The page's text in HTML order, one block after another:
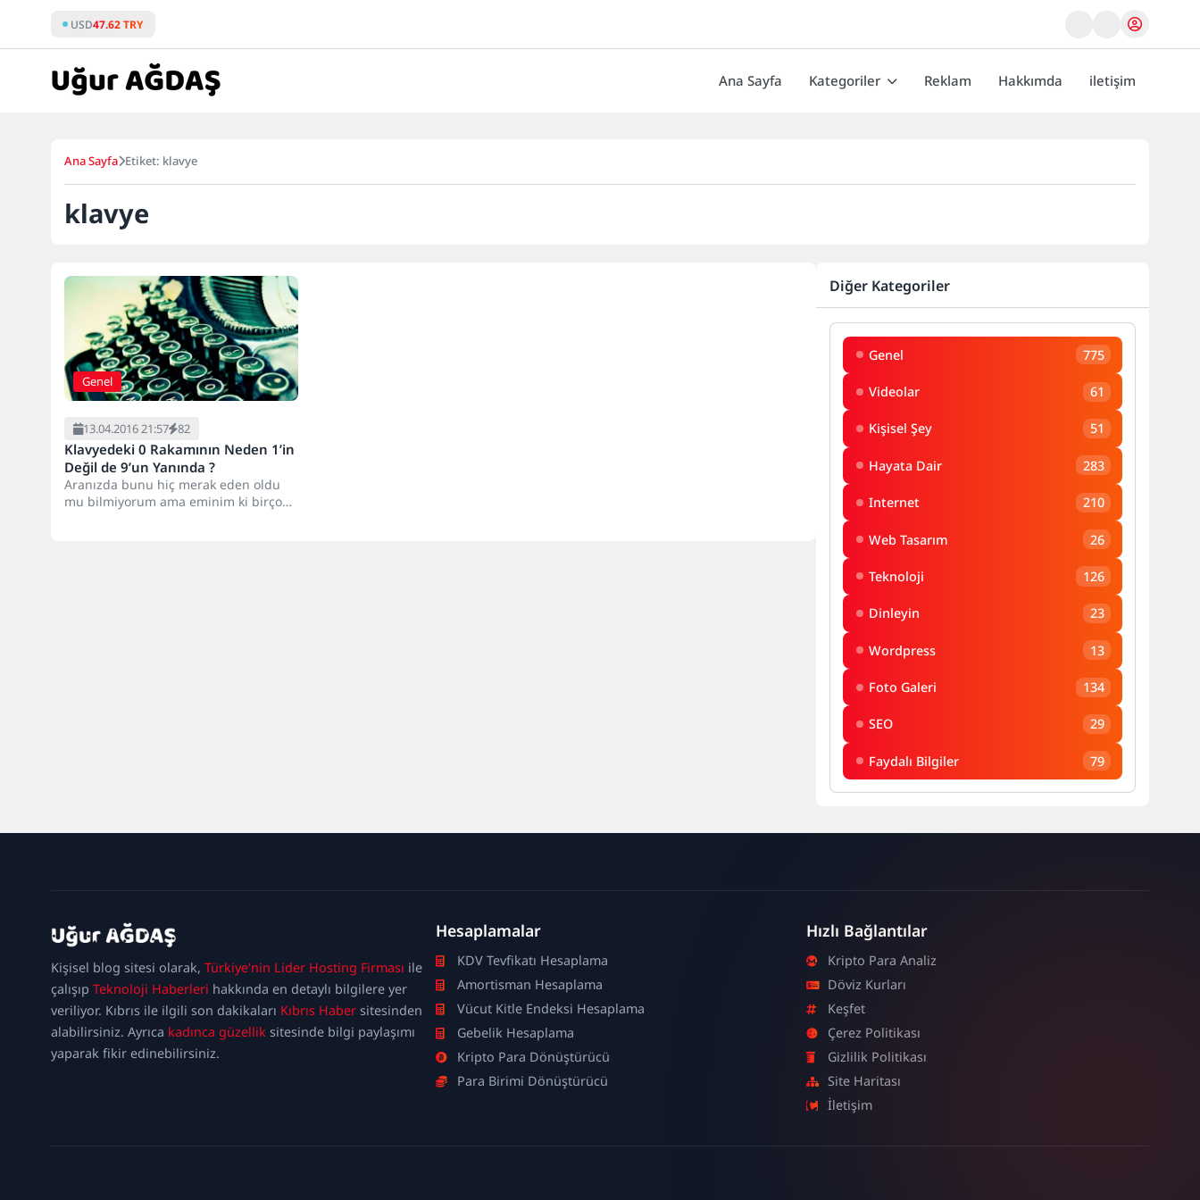
content
USD47.62 TRY
Ana Sayfa Kategoriler Reklam Hakkımda iletişim
Ana Sayfa Etiket: klavye
klavye
Genel
13.04.2016 21:57 82
Klavyedeki 0 Rakamının Neden 1’in
Değil de 9’un Yanında ?
Aranızda bunu hiç merak eden oldu
mu bilmiyorum ama eminim ki birçok
Diğer Kategoriler
Genel 775
Videolar 61
Kişisel Şey 51
Hayata Dair 283
Internet 210
Web Tasarım 26
Teknoloji 126
Dinleyin 23
Wordpress 13
Foto Galeri 134
SEO 29
Faydalı Bilgiler 79
Kişisel blog sitesi olarak, Türkiye'nin Lider Hosting Firması ile
çalışıp Teknoloji Haberleri hakkında en detaylı bilgilere yer
veriliyor. Kıbrıs ile ilgili son dakikaları Kıbrıs Haber sitesinden
alabilirsiniz. Ayrıca kadınca güzellik sitesinde bilgi paylaşımı
yaparak fikir edinebilirsiniz.
kadıköy
escortmaltepe
escort ataşehir
escortümraniye
escort
Hesaplamalar
KDV Tevfikatı Hesaplama
Amortisman Hesaplama
Vücut Kitle Endeksi Hesaplama
Gebelik Hesaplama
Kripto Para Dönüştürücü
Para Birimi Dönüştürücü
Hızlı Bağlantılar
Kripto Para Analiz
Döviz Kurları
Keşfet
Çerez Politikası
Gizlilik Politikası
Site Haritası
İletişim